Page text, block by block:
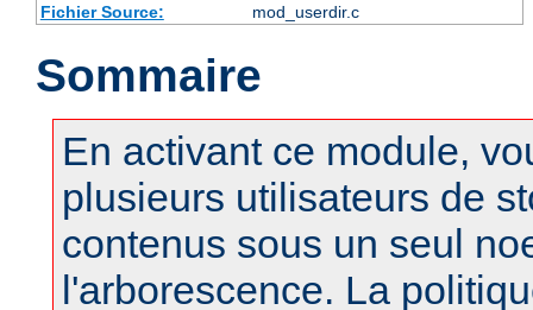
Fichier Source:
mod_userdir.c
Sommaire
En activant ce module,
plusieurs utilisateurs de
contenus sous un seul
l'arborescence. La